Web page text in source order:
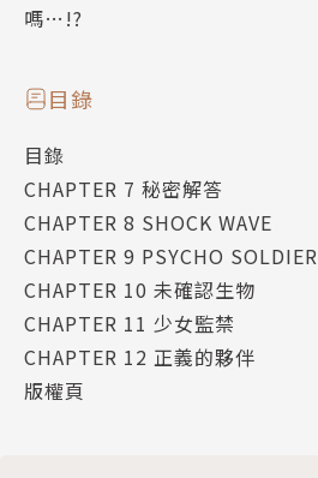
嗎…!?
目錄
目錄
CHAPTER 7 秘密解答
CHAPTER 8 SHOCK WAVE
CHAPTER 9 PSYCHO SOLDIER
CHAPTER 10 未確認生物
CHAPTER 11 少女監禁
CHAPTER 12 正義的夥伴
版權頁